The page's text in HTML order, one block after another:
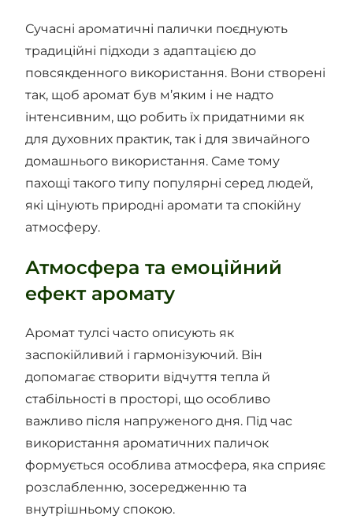
Сучасні ароматичні палички поєднують
традиційні підходи з адаптацією до
повсякденного використання. Вони створені
так, щоб аромат був м’яким і не надто
інтенсивним, що робить їх придатними як
для духовних практик, так і для звичайного
домашнього використання. Саме тому
пахощі такого типу популярні серед людей,
які цінують природні аромати та спокійну
атмосферу.
Атмосфера та емоційний
ефект аромату
Аромат тулсі часто описують як
заспокійливий і гармонізуючий. Він
допомагає створити відчуття тепла й
стабільності в просторі, що особливо
важливо після напруженого дня. Під час
використання ароматичних паличок
формується особлива атмосфера, яка сприяє
розслабленню, зосередженню та
внутрішньому спокою.